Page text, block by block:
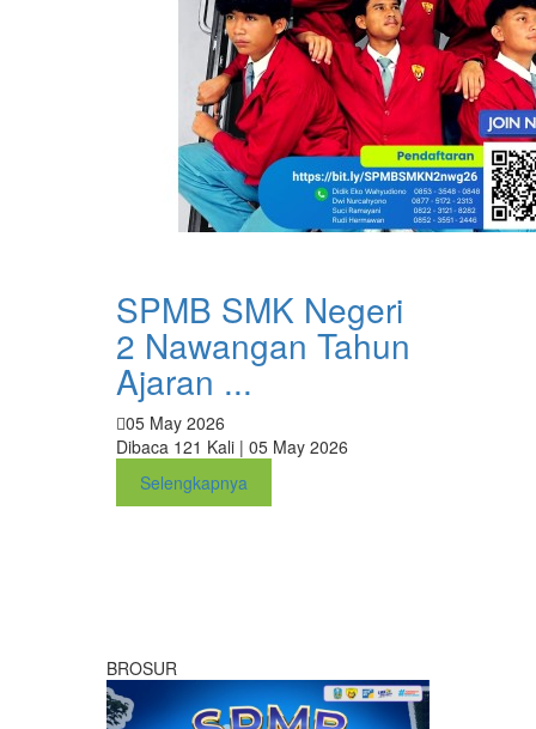
SPMB SMK Negeri
2 Nawangan Tahun
Ajaran ...
05 May 2026
Dibaca 121 Kali | 05 May 2026
Selengkapnya
BROSUR